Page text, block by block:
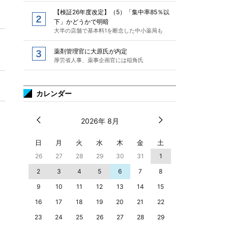
【検証26年度改定】（5）「集中率85％以
下」かどうかで明暗
大半の店舗で基本料1を断念した中小薬局も
薬剤管理官に大原氏が内定
厚労省人事、薬事企画官には稲角氏
カレンダー
2026年 8月
日 月 火 水 木 金 土
26 27 28 29 30 31
1
2
3 4 5 6 7
8
9
10 11 12 13 14
15
16
17 18 19 20 21
22
23
24 25 26 27 28 29